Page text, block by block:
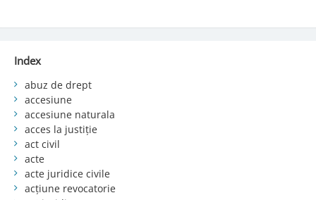
Index
abuz de drept
accesiune
accesiune naturala
acces la justiție
act civil
acte
acte juridice civile
acțiune revocatorie